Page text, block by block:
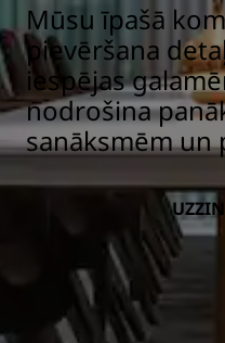
Mūsu īpašā
pievēršana
iespējas
nodrošina
sanāksmēm un